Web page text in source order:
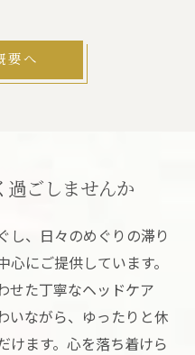
要へ
過ごしませんか
し、日々のめぐりの滞り
にご提供しています。
せた丁寧なヘッドケア
いながら、ゆったりと休
けます。心を落ち着けら